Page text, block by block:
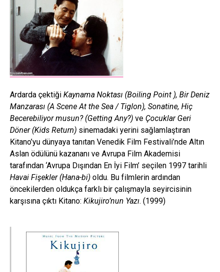
Ardarda çektiği Kaynama Noktası (Boiling Point ), Bir Deniz
Manzarası (A Scene At the Sea / Tiglon), Sonatine, Hiç
Becerebiliyor musun? (Getting Any?) ve Çocuklar Geri
Döner (Kids Return) sinemadaki yerini sağlamlaştıran
Kitano’yu dünyaya tanıtan Venedik Film Festivali’nde Altın
Aslan ödülünü kazananı ve Avrupa Film Akademisi
tarafından ‘Avrupa Dışından En İyi Film’ seçilen 1997 tarihli
Havai Fişekler (Hana-bi) oldu. Bu filmlerin ardından
öncekilerden oldukça farklı bir çalışmayla seyircisinin
karşısına çıktı Kitano: Kikujiro’nun Yazı. (1999)